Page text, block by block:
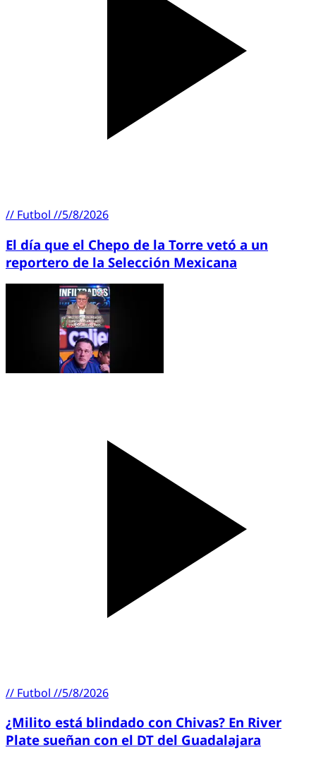
// Futbol //5/8/2026
El día que el Chepo de la Torre vetó a un
reportero de la Selección Mexicana
// Futbol //5/8/2026
¿Milito está blindado con Chivas? En River
Plate sueñan con el DT del Guadalajara